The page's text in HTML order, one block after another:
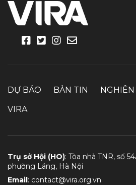
DỰ BÁO BẢN TIN
VIRA
Trụ sở Hội (HO): Tòa nhà TNR, số
phường Láng, Hà Nội
Email: contact@vira.org.vn